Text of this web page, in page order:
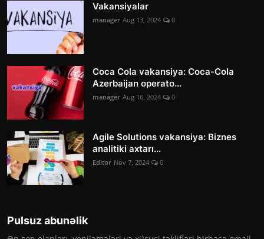
Vakansiyalar
manager Aug 13, 2024 0
Coca Cola vakansiya: Coca-Cola
Azerbaijan operato...
manager Aug 16, 2024 0
Agile Solutions vakansiya: Biznes
analitiki axtarı...
Editor Nov 7, 2024 0
Pulsuz abunəlik